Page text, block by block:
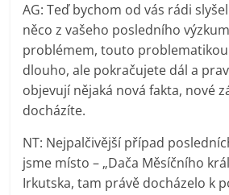
AG: Teď bychom od vás rádi
něco z vašeho posledního
problémem, touto problematikou
dlouho, ale pokračujete dál a
objevují nějaká nová fakta, nové
docházíte.
NT: Nejpalčivější případ
jsme místo – „Dača Měsíčního
Irkutska, tam právě docházelo k